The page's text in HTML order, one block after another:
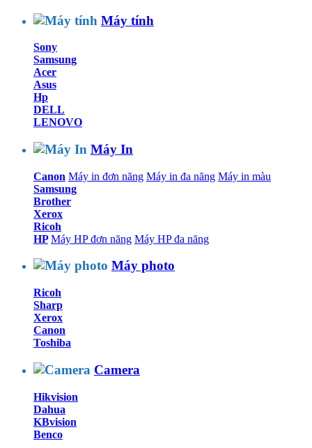
Máy tính
Sony
Samsung
Acer
Asus
Hp
DELL
LENOVO
Máy In
Canon Máy in đơn năng Máy in đa năng Máy in màu
Samsung
Brother
Xerox
Ricoh
HP Máy HP đơn năng Máy HP đa năng
Máy photo
Ricoh
Sharp
Xerox
Canon
Toshiba
Camera
Hikvision
Dahua
KBvision
Benco